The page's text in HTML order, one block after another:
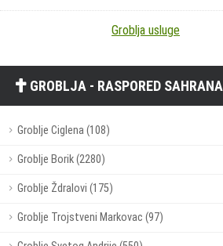
Groblja usluge
GROBLJA - RASPORED SAHRANA
Groblje Ciglena (108)
Groblje Borik (2280)
Groblje Ždralovi (175)
Groblje Trojstveni Markovac (97)